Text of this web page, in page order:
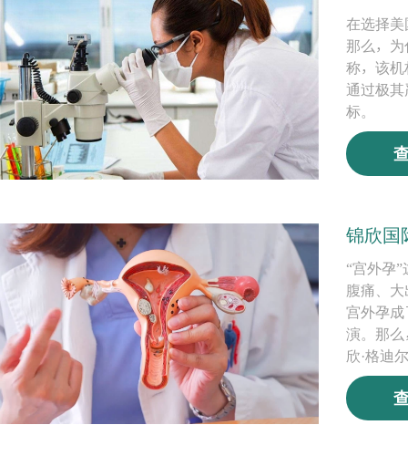
在选择美
那么，
称，该机
通过极其
标。
锦欣国
“宫外孕
腹痛、
宫外孕成
演。那么
欣·格迪